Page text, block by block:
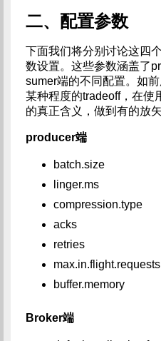
二、配置参数
下面我们将分别讨论这四
数设置。这些参数涵盖了
sumer端的不同配置。如
某种程度的tradeoff，在使
的真正含义，做到有的放矢
producer端
batch.size
linger.ms
compression.type
acks
retries
buffer.memory
Broker端